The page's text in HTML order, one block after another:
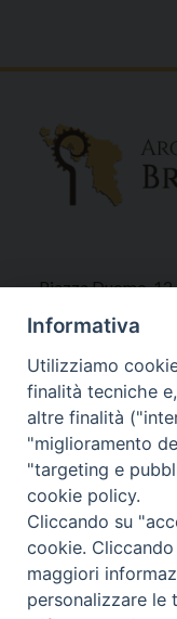
Piazza Duomo,
Tel 0831.521958
Fax 0831.528315
Orari Curia
Mar. / Mer. /
nei mesi estivi
Informativa
Utilizziamo
finalità tecniche
altre finalità
"miglioramento
"targeting e
cookie policy.
Cliccando su
cookie.
maggiori
personalizzare le